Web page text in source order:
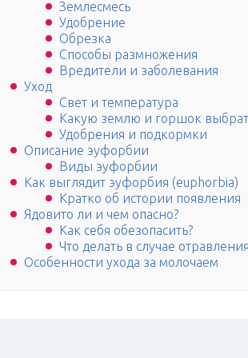
Землесмесь
Удобрение
Обрезка
Способы размножения
Вредители и заболевания
Уход
Свет и температура
Какую землю и горшок
Удобрения и подкормки
Описание эуфорбии
Виды эуфорбии
Как выглядит эуфорбия (euphorbia)
Кратко об истории появления
Ядовито ли и чем опасно?
Как себя обезопасить?
Что делать в случае
Особенности ухода за молочаем